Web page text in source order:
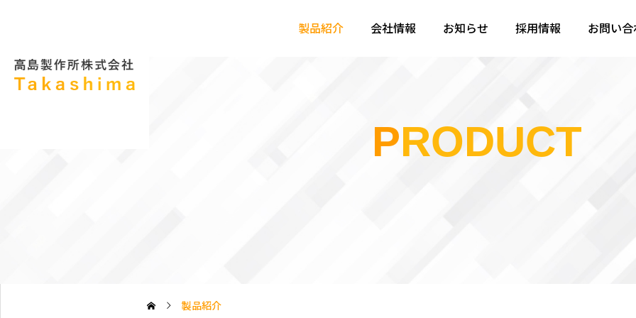
製品紹介 会社情報 お知らせ 採用情報 お問い合
PRODUCT
製品紹介